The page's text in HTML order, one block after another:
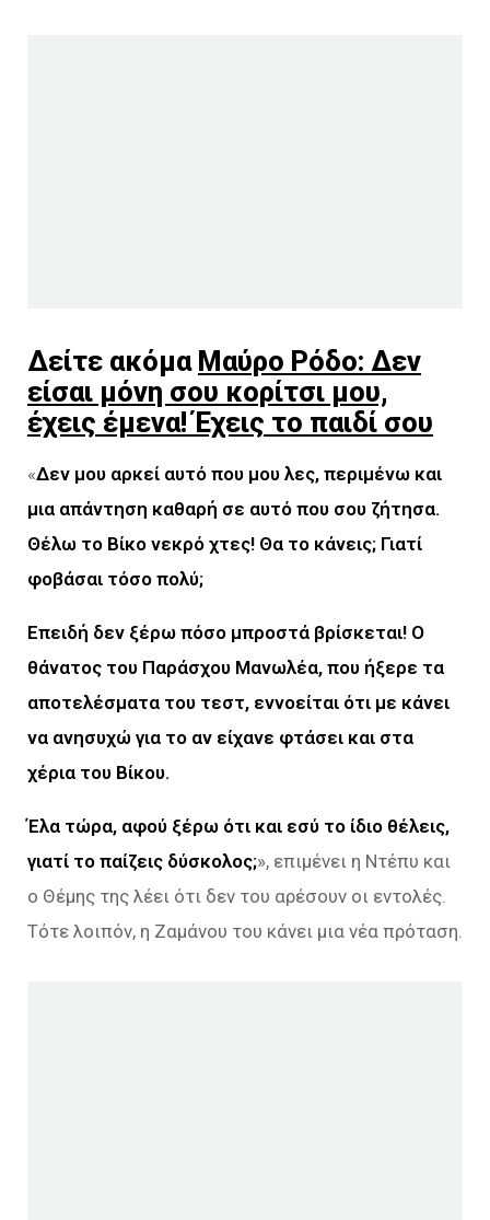
Δείτε ακόμα Μαύρο Ρόδο: Δεν
είσαι μόνη σου κορίτσι μου,
έχεις έμενα! Έχεις το παιδί σου
«Δεν μου αρκεί αυτό που μου λες, περιμένω και
μια απάντηση καθαρή σε αυτό που σου ζήτησα.
Θέλω το Βίκο νεκρό χτες! Θα το κάνεις; Γιατί
φοβάσαι τόσο πολύ;
Επειδή δεν ξέρω πόσο μπροστά βρίσκεται! Ο
θάνατος του Παράσχου Μανωλέα, που ήξερε τα
αποτελέσματα του τεστ, εννοείται ότι με κάνει
να ανησυχώ για το αν είχανε φτάσει και στα
χέρια του Βίκου.
Έλα τώρα, αφού ξέρω ότι και εσύ το ίδιο θέλεις,
γιατί το παίζεις δύσκολος;», επιμένει η Ντέπυ και
ο Θέμης της λέει ότι δεν του αρέσουν οι εντολές.
Τότε λοιπόν, η Ζαμάνου του κάνει μια νέα πρόταση.